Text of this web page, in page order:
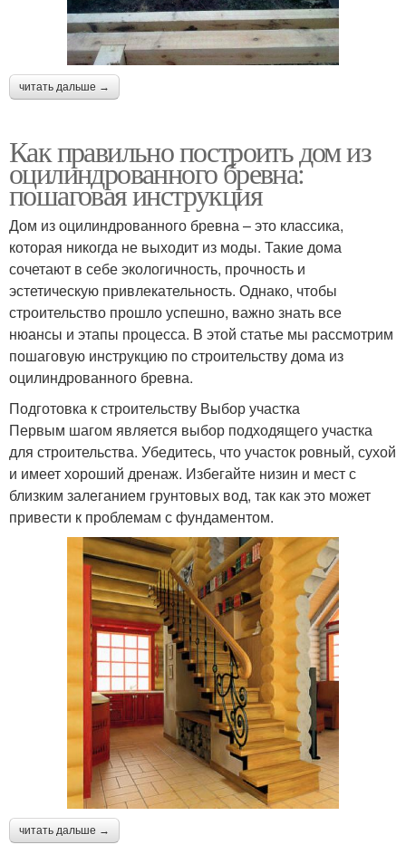
читать дальше →
Как правильно построить дом из
оцилиндрованного бревна:
пошаговая инструкция
Дом из оцилиндрованного бревна – это классика,
которая никогда не выходит из моды. Такие дома
сочетают в себе экологичность, прочность и
эстетическую привлекательность. Однако, чтобы
строительство прошло успешно, важно знать все
нюансы и этапы процесса. В этой статье мы рассмотрим
пошаговую инструкцию по строительству дома из
оцилиндрованного бревна.
Подготовка к строительству Выбор участка
Первым шагом является выбор подходящего участка
для строительства. Убедитесь, что участок ровный, сухой
и имеет хороший дренаж. Избегайте низин и мест с
близким залеганием грунтовых вод, так как это может
привести к проблемам с фундаментом.
читать дальше →